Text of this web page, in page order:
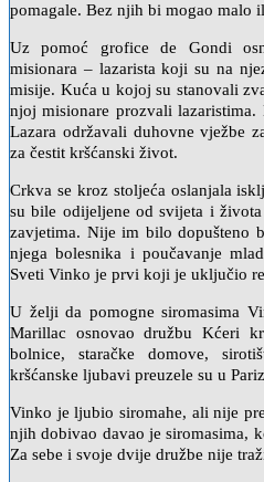
pomagale. Bez njih bi mogao malo
Uz pomoć grofice de Gondi
misionara – lazarista koji su na
misije. Kuća u kojoj su stanovali
njoj misionare prozvali
Lazara održavali duhovne vježbe
za čestit kršćanski život.
Crkva se kroz stoljeća oslanjala
su bile odijeljene od svijeta i
zavjetima. Nije im bilo dopušteno
njega bolesnika i poučavanje
Sveti Vinko je prvi koji je uključio
U želji da pomogne siromasima
Marillac osnovao družbu Kćeri
bolnice, staračke domove,
kršćanske ljubavi preuzele su u
Vinko je ljubio siromahe, ali nije
njih dobivao davao je siromasima,
Za sebe i svoje dvije družbe nije